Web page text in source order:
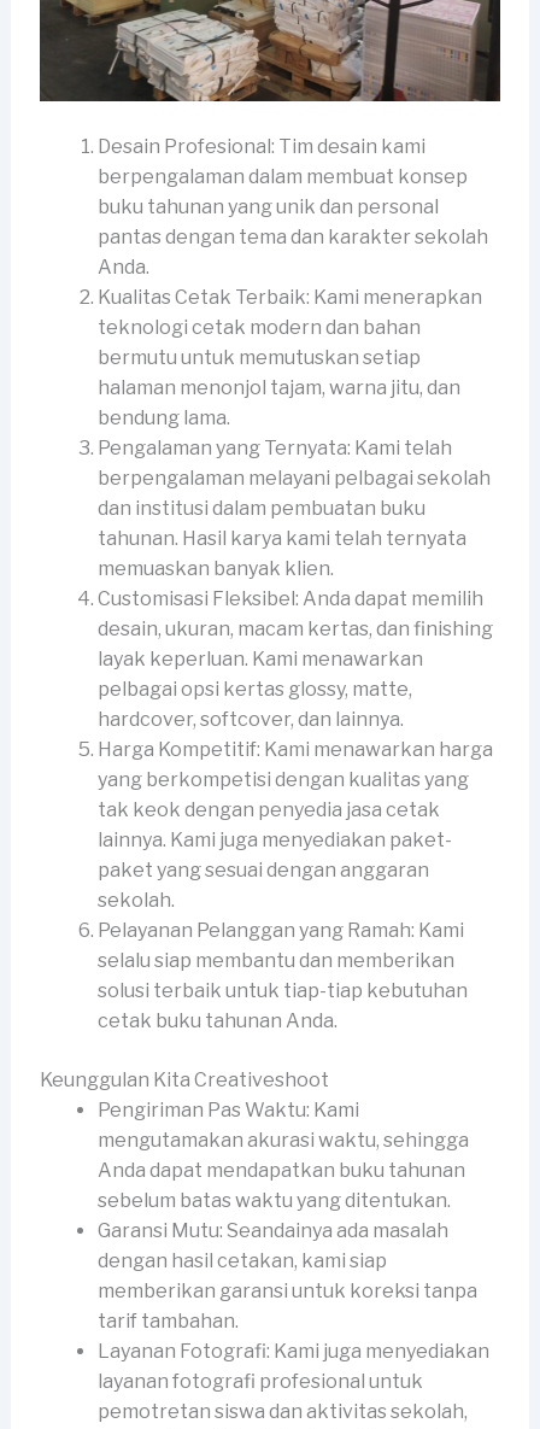
Desain Profesional: Tim desain kami
berpengalaman dalam membuat konsep
buku tahunan yang unik dan personal
pantas dengan tema dan karakter sekolah
Anda.
Kualitas Cetak Terbaik: Kami menerapkan
teknologi cetak modern dan bahan
bermutu untuk memutuskan setiap
halaman menonjol tajam, warna jitu, dan
bendung lama.
Pengalaman yang Ternyata: Kami telah
berpengalaman melayani pelbagai sekolah
dan institusi dalam pembuatan buku
tahunan. Hasil karya kami telah ternyata
memuaskan banyak klien.
Customisasi Fleksibel: Anda dapat memilih
desain, ukuran, macam kertas, dan finishing
layak keperluan. Kami menawarkan
pelbagai opsi kertas glossy, matte,
hardcover, softcover, dan lainnya.
Harga Kompetitif: Kami menawarkan harga
yang berkompetisi dengan kualitas yang
tak keok dengan penyedia jasa cetak
lainnya. Kami juga menyediakan paket-
paket yang sesuai dengan anggaran
sekolah.
Pelayanan Pelanggan yang Ramah: Kami
selalu siap membantu dan memberikan
solusi terbaik untuk tiap-tiap kebutuhan
cetak buku tahunan Anda.
Keunggulan Kita Creativeshoot
Pengiriman Pas Waktu: Kami
mengutamakan akurasi waktu, sehingga
Anda dapat mendapatkan buku tahunan
sebelum batas waktu yang ditentukan.
Garansi Mutu: Seandainya ada masalah
dengan hasil cetakan, kami siap
memberikan garansi untuk koreksi tanpa
tarif tambahan.
Layanan Fotografi: Kami juga menyediakan
layanan fotografi profesional untuk
pemotretan siswa dan aktivitas sekolah,